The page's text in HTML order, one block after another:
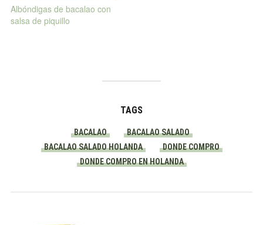
Albóndigas de bacalao con
salsa de piquillo
TAGS
BACALAO
BACALAO SALADO
BACALAO SALADO HOLANDA
DONDE COMPRO
DONDE COMPRO EN HOLANDA